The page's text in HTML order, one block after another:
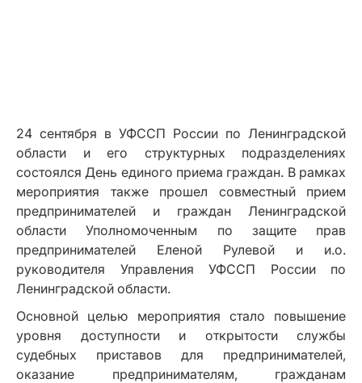
24 сентября в УФССП России по Ленинградской
области и его структурных подразделениях
состоялся День единого приема граждан. В рамках
мероприятия также прошел совместный прием
предпринимателей и граждан Ленинградской
области Уполномоченным по защите прав
предпринимателей Еленой Рулевой и и.о.
руководителя Управления УФССП России по
Ленинградской области.
Основной целью мероприятия стало повышение
уровня доступности и открытости службы
судебных приставов для предпринимателей,
оказание предпринимателям, гражданам